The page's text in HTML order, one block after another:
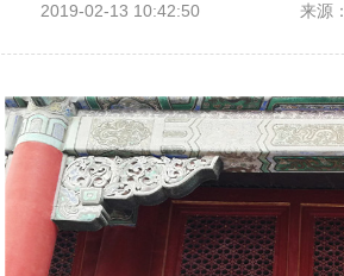
2019-02-13 10:42:50 来源